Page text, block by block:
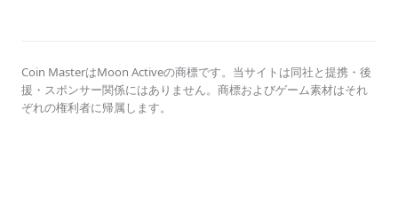
Coin MasterはMoon Activeの商標です。当サイトは同社と提携・後
援・スポンサー関係にはありません。商標およびゲーム素材はそれ
ぞれの権利者に帰属します。